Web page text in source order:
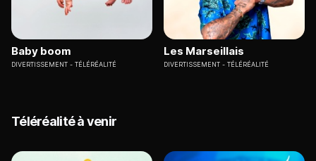
Baby boom
DIVERTISSEMENT TÉLÉRÉALITÉ
Les Marseillais
DIVERTISSEMENT TÉLÉRÉALITÉ
Téléréalité à venir